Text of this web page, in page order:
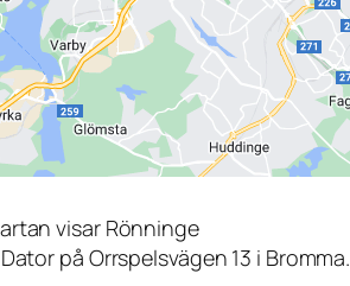
visar Rönninge
på Orrspelsvägen 13 i Bromma.